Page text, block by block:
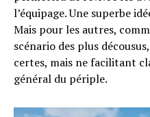
l’équipage. Une superbe
Mais pour les autres,
scénario des plus
certes, mais ne facilitant
général du périple.